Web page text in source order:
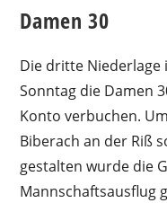
Damen 30
Die dritte Niederlage
Sonntag die Damen
Konto verbuchen.
Biberach an der Riß
gestalten wurde die
Mannschaftsausflug